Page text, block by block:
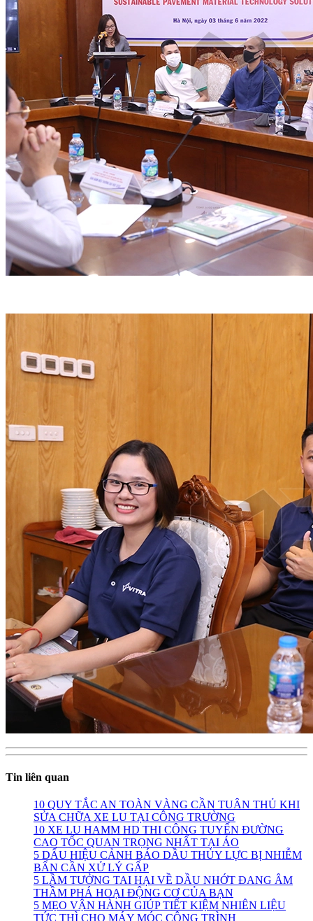
Tin liên quan
10 QUY TẮC AN TOÀN VÀNG CẦN TUÂN THỦ KHI
SỬA CHỮA XE LU TẠI CÔNG TRƯỜNG
10 XE LU HAMM HD THI CÔNG TUYẾN ĐƯỜNG
CAO TỐC QUAN TRỌNG NHẤT TẠI ÁO
5 DẤU HIỆU CẢNH BÁO DẦU THỦY LỰC BỊ NHIỄM
BẨN CẦN XỬ LÝ GẤP
5 LẦM TƯỞNG TAI HẠI VỀ DẦU NHỚT ĐANG ÂM
THẦM PHÁ HOẠI ĐỘNG CƠ CỦA BẠN
5 MẸO VẬN HÀNH GIÚP TIẾT KIỆM NHIÊN LIỆU
TỨC THÌ CHO MÁY MÓC CÔNG TRÌNH